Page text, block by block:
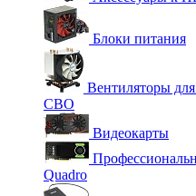
Блоки питания
Вентиляторы
СВО
Видеокарты
Quadro